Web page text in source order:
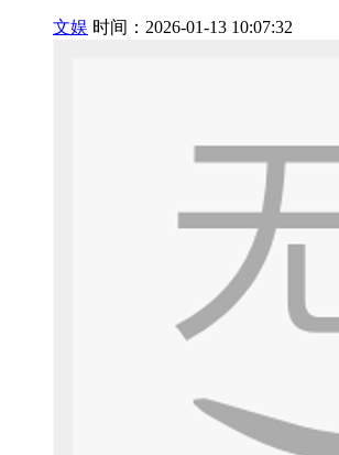
文娱 时间：2026-01-13 10:07:32